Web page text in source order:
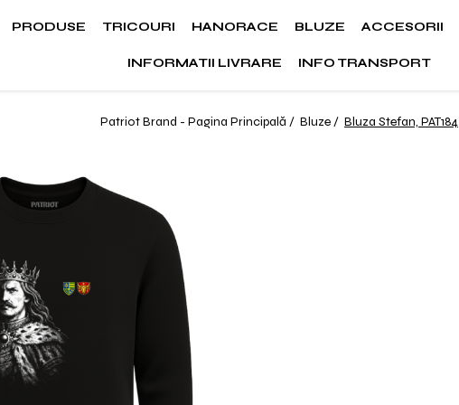
PRODUSE TRICOURI HANORACE BLUZE ACCESORII
INFORMATII LIVRARE INFO TRANSPORT
Patriot Brand - Pagina Principală / Bluze / Bluza Stefan, PAT184